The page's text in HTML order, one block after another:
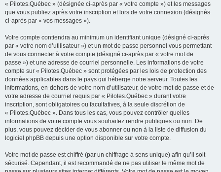
« Pilotes.Québec » (désignée ci-après par « votre compte ») et les messages
que vous publiez après votre inscription et lors de votre connexion (désignés
ci-après par « vos messages »).
Votre compte contiendra au minimum un identifiant unique (désigné ci-après
par « votre nom d’utilisateur ») et un mot de passe personnel vous permettant
de vous connecter à votre compte (désigné ci-après par « votre mot de
passe ») et une adresse de courriel personnelle. Les informations de votre
compte sur « Pilotes.Québec » sont protégées par les lois de protection des
données applicables dans le pays qui héberge notre serveur. Toutes les
informations, en-dehors de votre nom d’utilisateur, de votre mot de passe et de
votre adresse de courriel requis par « Pilotes.Québec » durant votre
inscription, sont obligatoires ou facultatives, à la seule discrétion de
« Pilotes.Québec ». Dans tous les cas, vous pouvez contrôler quelles
informations de votre compte vous souhaitez rendre publiques ou non. De
plus, vous pouvez décider de vous abonner ou non à la liste de diffusion du
logiciel phpBB depuis une option disponible sur votre compte.
Votre mot de passe est chiffré (par un chiffrage à sens unique) afin qu’il soit
sécurisé. Cependant, il est recommandé de ne pas utiliser le même mot de